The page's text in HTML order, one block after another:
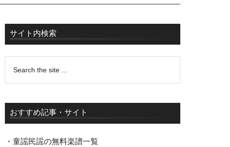
サイト内検索
おすすめ記事・サイト
・童謡民謡の無料楽譜一覧